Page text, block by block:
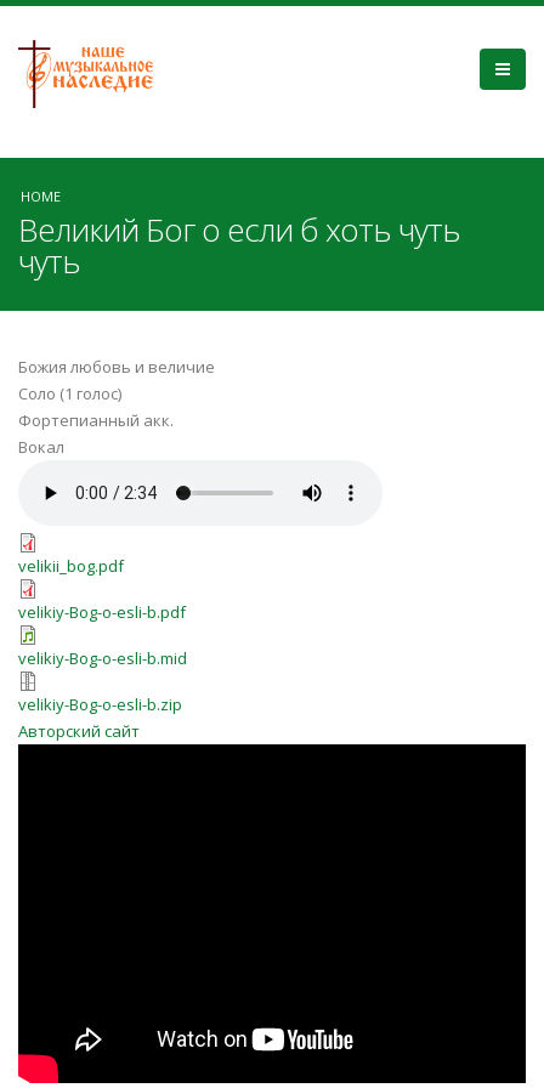
HOME
Великий Бог о если б хоть чуть
чуть
Божия любовь и величие
Соло (1 голос)
Фортепианный акк.
Вокал
velikii_bog.pdf
velikiy-Bog-o-esli-b.pdf
velikiy-Bog-o-esli-b.mid
velikiy-Bog-o-esli-b.zip
Авторский сайт